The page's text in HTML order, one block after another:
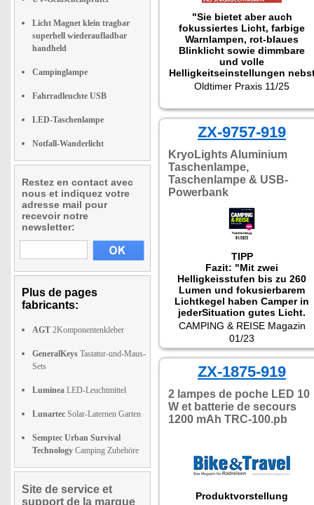
Licht Magnet klein tragbar
superhell wiederaufladbar
handheld
Campinglampe
Fahrradleuchte USB
LED-Taschenlampe
Notfall-Wanderlicht
Restez en contact avec
nous et indiquez votre
adresse mail pour
recevoir notre
newsletter:
Plus de pages
fabricants:
AGT 2Komponentenkleber
GeneralKeys Tastatur-und-Maus-
Sets
Luminea LED-Leuchtmittel
Lunartec Solar-Laternen Garten
Semptec Urban Survival
Technology Camping Zubehöre
Site de service et
support de la marque
"Sie bietet aber auch
fokussiertes Licht, farbige
Warnlampen, rot-blaues
Blinklicht sowie dimmbare
und volle
Helligkeitseinstellungen
berührungsloser
Handbewegung."
Oldtimer Praxis 11/25
ZX-9757-919
KryoLights Aluminium
Taschenlampe,
Taschenlampe & USB-
Powerbank
TIPP
Fazit: "Mit zwei
Helligkeisstufen bis zu 260
Lumen und fokusierbarem
Lichtkegel haben Camper in
jederSituation gutes Licht.
Praktisch: Das Gerät ist auch
als Powerbank nutzbar: Mit
dem integrierten Akku lässt
sich unterwegs das
Smartphone lagen."
CAMPING & REISE Magazin
01/23
ZX-1875-919
2 lampes de poche LED 10
W et batterie de secours
1200 mAh TRC-100.pb
Produktvorstellung